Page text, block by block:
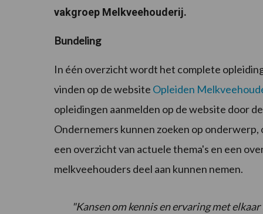
vakgroep Melkveehouderij.
Bundeling
In één overzicht wordt het complete
vinden op de website Opleiden
opleidingen aanmelden op de website door
Ondernemers kunnen zoeken op
een overzicht van actuele thema's en een
melkveehouders deel aan kunnen nemen.
"Kansen om kennis en ervaring met